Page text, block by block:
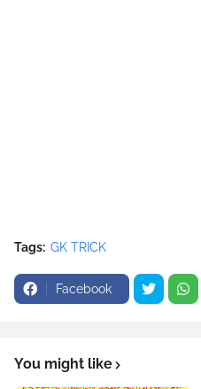
Tags: GK TRICK
Facebook
You might like